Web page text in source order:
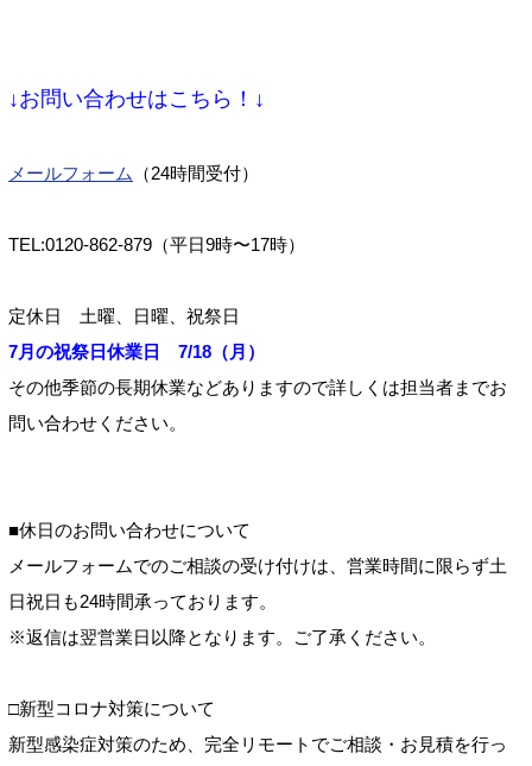
↓お問い合わせはこちら！↓
メールフォーム （24時間受付）
TEL:0120-862-879（平日9時〜17時）
定休日 土曜、日曜、祝祭日
7月の祝祭日休業日 7/18（月）
その他季節の長期休業などありますので詳しくは担当者までお
問い合わせください。
■休日のお問い合わせについて
メールフォームでのご相談の受け付けは、営業時間に限らず土
日祝日も24時間承っております。
※返信は翌営業日以降となります。ご了承ください。
□新型コロナ対策について
新型感染症対策のため、完全リモートでご相談・お見積を行っ